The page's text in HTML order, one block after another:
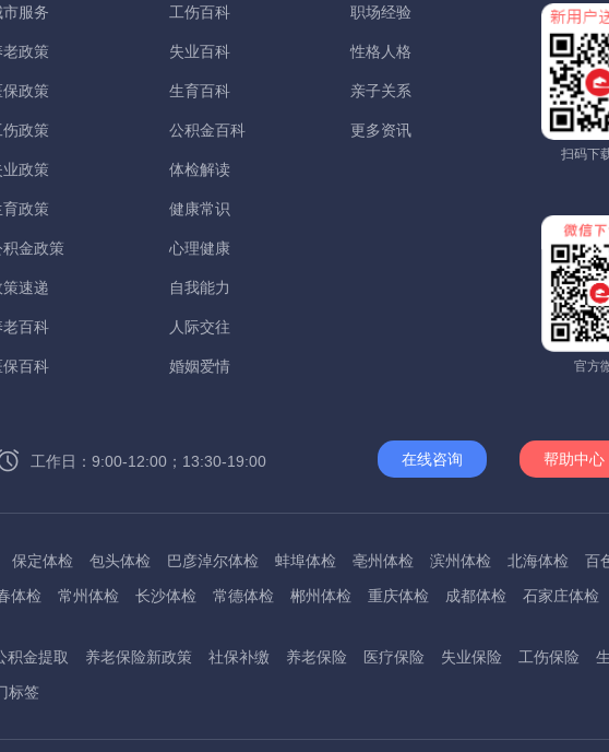
市服务
老政策
保政策
伤政策
业政策
育政策
积金政策
策速递
老百科
保百科
工伤百科
失业百科
生育百科
公积金百科
体检解读
健康常识
心理健康
自我能力
人际交往
婚姻爱情
职场经验
性格人格
亲子关系
更多资讯
扫码下
官方
工作日：9:00-12:00；13:30-19:00 在线咨询 帮助中心
保定体检 包头体检 巴彦淖尔体检 蚌埠体检 亳州体检 滨州体检 北海体检 百
体检 常州体检 长沙体检 常德体检 郴州体检 重庆体检 成都体检 石家庄体检
港体检 广元体检 贵阳体检 红河体检 邯郸体检 衡水体检 呼和浩特体检 呼伦
北体检
体检 齐齐哈尔体检 鸡西体检 嘉兴体检 金华体检 景德镇体检 九江体检 吉安
积金提取 养老保险新政策 社保补缴 养老保险 医疗保险 失业保险 工伤保险
标签